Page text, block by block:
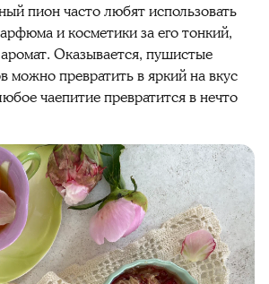
пион часто любят использовать
и косметики за его тонкий,
Оказывается, пушистые
можно превратить в яркий на вкус
чаепитие превратится в нечто